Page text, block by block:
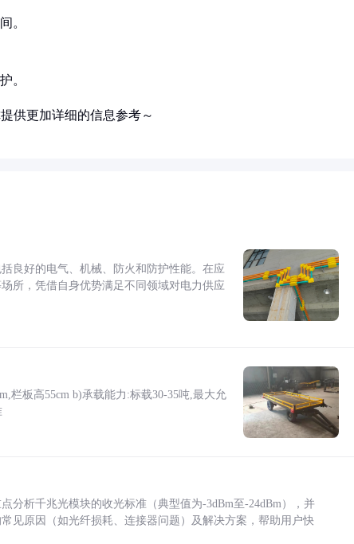
。
。
供更加详细的信息参考～
良好的电气、机械、防火和防护性能。在应
所，凭借自身优势满足不同领域对电力供应
栏板高55cm b)承载能力:标载30-35吨,最大允
分析千兆光模块的收光标准（典型值为-3dBm至-24dBm），并
见原因（如光纤损耗、连接器问题）及解决方案，帮助用户快